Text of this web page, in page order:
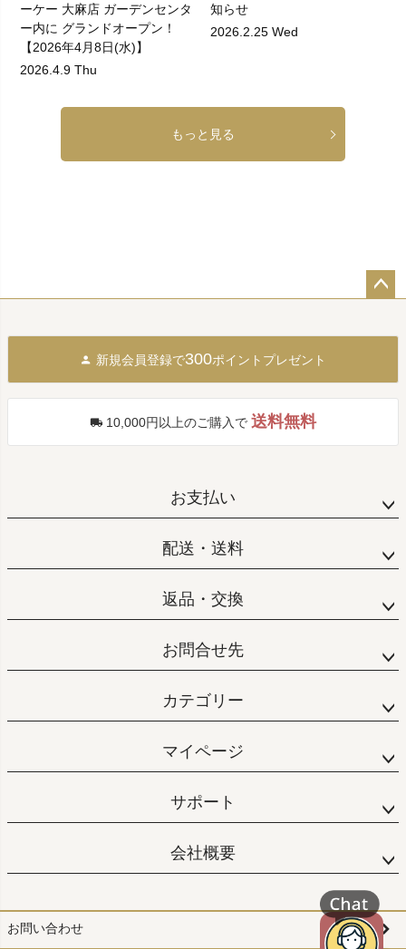
ーケー 大麻店 ガーデンセンタ
ー内に グランドオープン！
【2026年4月8日(水)】
2026.4.9 Thu
知らせ
2026.2.25 Wed
もっと見る
新規会員登録で300ポイントプレゼント
10,000円以上のご購入で 送料無料
お支払い
配送・送料
返品・交換
お問合せ先
カテゴリー
マイページ
サポート
会社概要
お問い合わせ